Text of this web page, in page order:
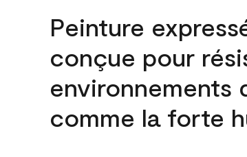
Peinture
conçue pour
environnements
comme la forte